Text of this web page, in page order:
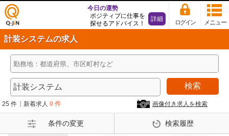
仕事
探し
の求
人サ
イト
Q-Ji
メニュー
ログイン
今日の運勢
ポジティブに仕事を
探せるアドバイス！
詳細
計装システムの求人
検索
25 件 新着求人 0 件 画像付き求人を検索
条件の変更 検索履歴